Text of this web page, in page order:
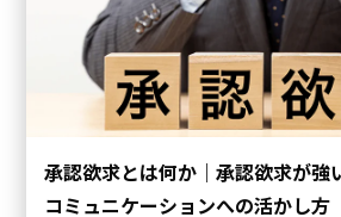
承認欲求とは何か｜承認欲求が強
コミュニケーションへの活かし方